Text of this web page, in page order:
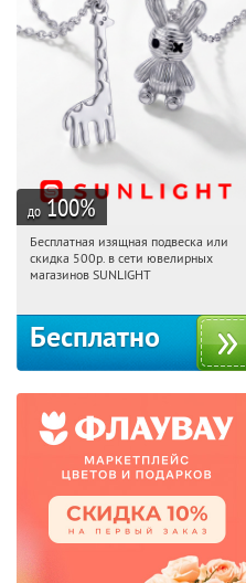
до 100%
13:45:11 Получили:
Россия
Бесплатная изящная подвеска или
скидка 500р. в сети ювелирных
магазинов SUNLIGHT
Бесплатно